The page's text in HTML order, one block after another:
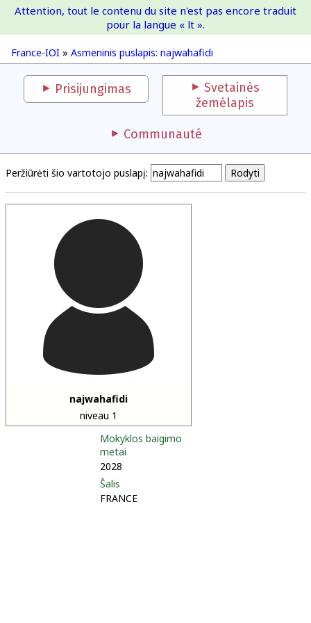
France-IOI
France-IOI » Asmeninis puslapis: najwahafidi
Attention, tout le contenu du site n'est pas encore traduit
pour la langue « lt ».
Prisijungimas
Svetainės
žemėlapis
Communauté
Peržiūrėti šio vartotojo puslapį:
najwahafidi
niveau 1
Mokyklos baigimo
metai
2028
Šalis
FRANCE